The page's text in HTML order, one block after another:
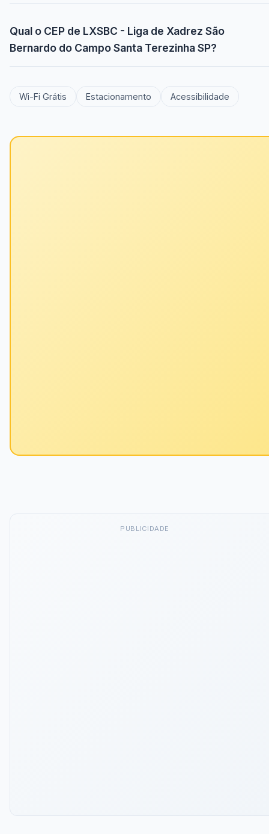
Qual o CEP de LXSBC - Liga de Xadrez São
Bernardo do Campo Santa Terezinha SP?
Wi-Fi Grátis Estacionamento Acessibilidade
PUBLICIDADE